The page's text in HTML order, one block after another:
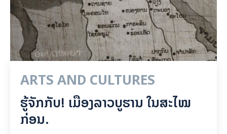
ARTS AND CULTURES
ຮູ້ຈັກກັບ! ເມືອງລາວບູຮານ ໃນສະໄໝ
ກ່ອນ.